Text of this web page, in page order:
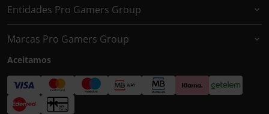
Entidades Pro Gamers Group
Marcas Pro Gamers Group
Aceitamos